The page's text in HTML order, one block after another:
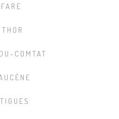
COMTAT